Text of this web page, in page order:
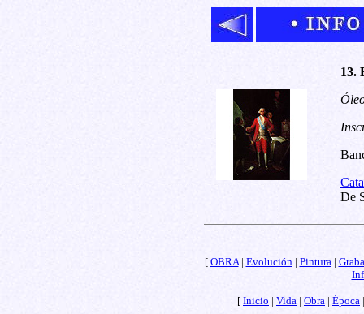
13.
De
[ OBRA| Evolución| Pintura|
[ Inicio | Vida | Obra | Época